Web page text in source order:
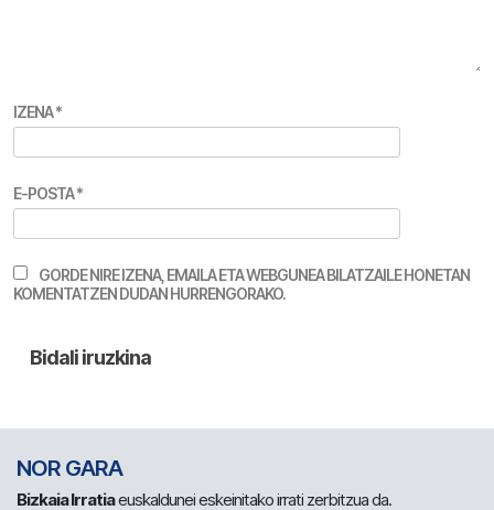
IZENA*
E-POSTA*
GORDE NIRE IZENA, EMAILA ETA WEBGUNEA BILATZAILE HONETAN
KOMENTATZEN DUDAN HURRENGORAKO.
NOR GARA
Bizkaia Irratiaeuskaldunei eskeinitako irrati zerbitzua da.